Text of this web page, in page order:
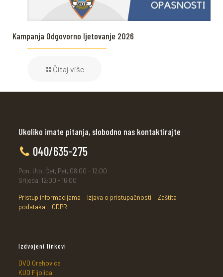
Kampanja Odgovorno ljetovanje 2026
Čitaj više
Ukoliko imate pitanja, slobodno nas kontaktirajte
040/635-275
Pon, Uto, Čet, Pet, 08:00 - 12:00
Srijeda, 12:00 - 16:00
Pristup informacijama Izjava o pristupačnosti
Zaštita
podataka
GDPR
Izdvojeni linkovi
DVD Orehovica
KUD Fijolica